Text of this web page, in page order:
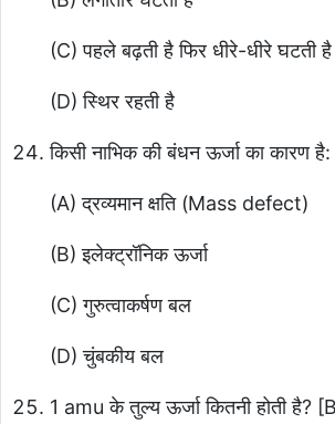
(C) पहले बढ़ती है फिर धीरे-धीरे घटती है
(D) स्थिर रहती है
किसी नाभिक की बंधन ऊर्जा का कारण है:
(A) द्रव्यमान क्षति (Mass defect)
(B) इलेक्ट्रॉनिक ऊर्जा
(C) गुरुत्वाकर्षण बल
(D) चुंबकीय बल
1 amu के तुल्य ऊर्जा कितनी होती है?